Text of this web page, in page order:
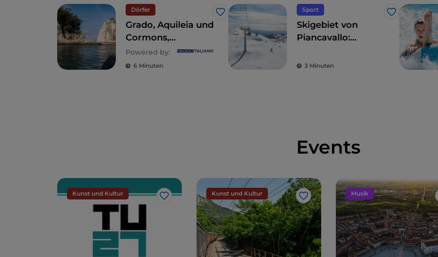
Dörfer
Like
Grado, Aquileia und
Cormons,
3 historische
Dörfer, die Sie
Powered by:
6 Minuten
Sport
Like
Skigebiet von
Piancavallo:
Meerblick
3 Minuten
Events
Kunst und Kultur
Like
Kunst und Kultur
Like
Musik